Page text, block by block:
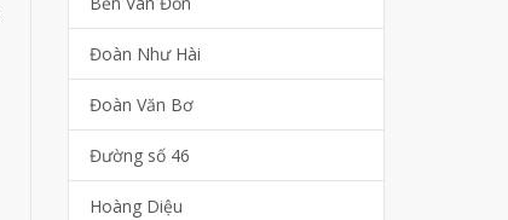
Đoàn Như Hài
Đoàn Văn Bơ
Đường số 46
Hoàng Diệu